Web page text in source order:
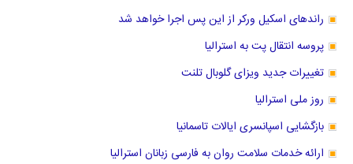
راندهای اسکیل ورکر از این پس اجرا خواهد شد
پروسه انتقال پت به استرالیا
تغییرات جدید ویزای گلوبال تلنت
روز ملی استرالیا
بازگشایی اسپانسری ایالات تاسمانیا
ارائه خدمات سلامت روان به فارسی زبانان استرالیا